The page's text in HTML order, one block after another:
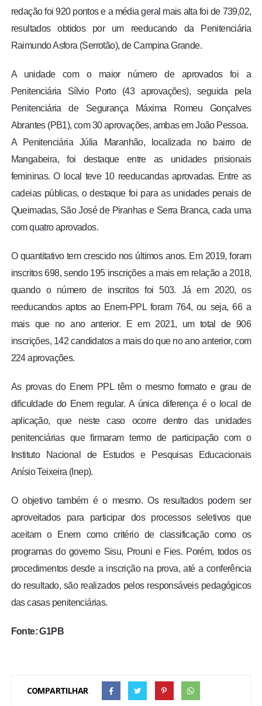
redação foi 920 pontos e a média geral mais alta foi de 739,02,
resultados obtidos por um reeducando da Penitenciária
Raimundo Asfora (Serrotão), de Campina Grande.
A unidade com o maior número de aprovados foi a
Penitenciária Sílvio Porto (43 aprovações), seguida pela
Penitenciária de Segurança Máxima Romeu Gonçalves
Abrantes (PB1), com 30 aprovações, ambas em João Pessoa.
A Penitenciária Júlia Maranhão, localizada no bairro de
Mangabeira, foi destaque entre as unidades prisionais
femininas. O local teve 10 reeducandas aprovadas. Entre as
cadeias públicas, o destaque foi para as unidades penais de
Queimadas, São José de Piranhas e Serra Branca, cada uma
com quatro aprovados.
O quantitativo tem crescido nos últimos anos. Em 2019, foram
inscritos 698, sendo 195 inscrições a mais em relação a 2018,
quando o número de inscritos foi 503. Já em 2020, os
reeducandos aptos ao Enem-PPL foram 764, ou seja, 66 a
mais que no ano anterior. E em 2021, um total de 906
inscrições, 142 candidatos a mais do que no ano anterior, com
224 aprovações.
As provas do Enem PPL têm o mesmo formato e grau de
dificuldade do Enem regular. A única diferença é o local de
aplicação, que neste caso ocorre dentro das unidades
penitenciárias que firmaram termo de participação com o
Instituto Nacional de Estudos e Pesquisas Educacionais
Anísio Teixeira (Inep).
O objetivo também é o mesmo. Os resultados podem ser
aproveitados para participar dos processos seletivos que
aceitam o Enem como critério de classificação como os
programas do governo Sisu, Prouni e Fies. Porém, todos os
procedimentos desde a inscrição na prova, até a conferência
do resultado, são realizados pelos responsáveis pedagógicos
das casas penitenciárias.
Fonte: G1PB
COMPARTILHAR